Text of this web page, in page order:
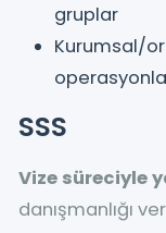
gruplar
Kurumsal/
SSS
Vize süreciyle
danışmanlığı